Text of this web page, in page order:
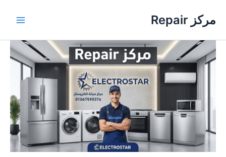
المحتوى
مركز Repair